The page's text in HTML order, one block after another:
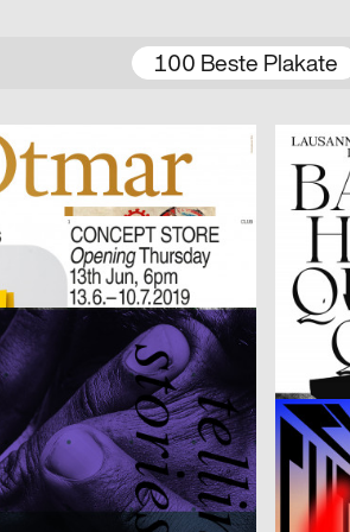
100 Beste Plakate
2019
Der erste Abt + Die Welt
Dimitri
A
2019
Studio
& Interaktion CH
2019
19/20
Swim City
& Interaktion CH
2019
Studio
Tonight
A
2019
Bene